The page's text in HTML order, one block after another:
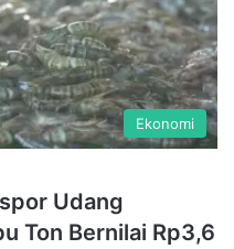
Ekonomi
Udang
Ton Bernilai Rp3,6